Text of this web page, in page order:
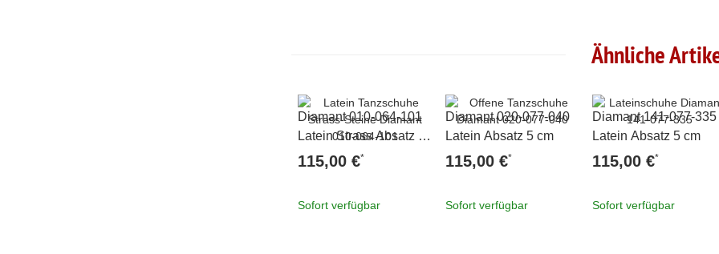
Ähnliche
Diamant 010-064-101
Latein Strass Absatz 5
cm
115,00 €*
Sofort verfügbar
Diamant 020-077-040
Latein Absatz 5 cm
115,00 €*
Sofort verfügbar
Diamant 141-077-335
Latein Absatz 5 cm
115,00 €*
Sofort verfügbar